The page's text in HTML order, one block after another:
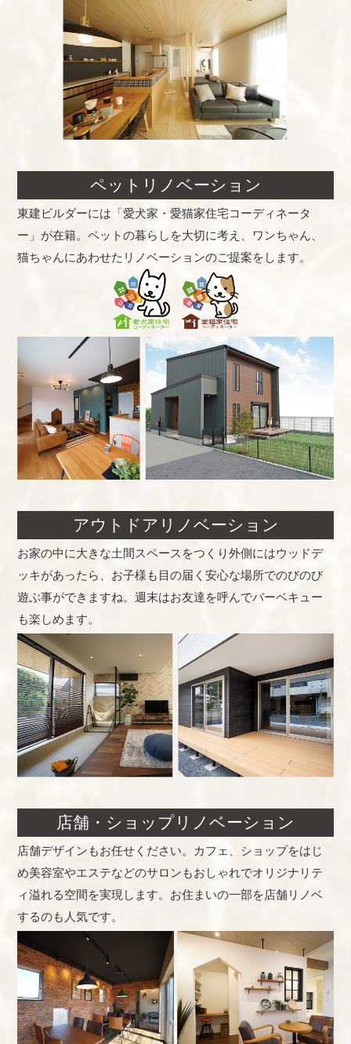
ペットリノベーション
東建ビルダーには「愛犬家・愛猫家住宅コーディネータ
ー」が在籍。ペットの暮らしを大切に考え、ワンちゃん、
猫ちゃんにあわせたリノベーションのご提案をします。
アウトドアリノベーション
お家の中に大きな土間スペースをつくり外側にはウッドデ
ッキがあったら、お子様も目の届く安心な場所でのびのび
遊ぶ事ができますね。週末はお友達を呼んでバーベキュー
も楽しめます。
店舗・ショップリノベーション
店舗デザインもお任せください。カフェ、ショップをはじ
め美容室やエステなどのサロンもおしゃれでオリジナリテ
ィ溢れる空間を実現します。お住まいの一部を店舗リノベ
するのも人気です。